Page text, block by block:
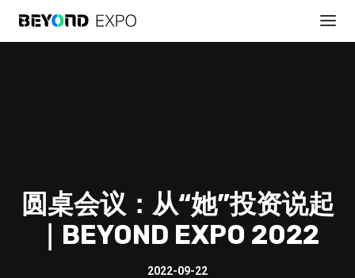
圆桌会议：从“她”投资说起
｜BEYOND EXPO 2022
2022-09-22